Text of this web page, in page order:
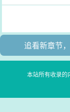
追看新章节
本站所有收录的